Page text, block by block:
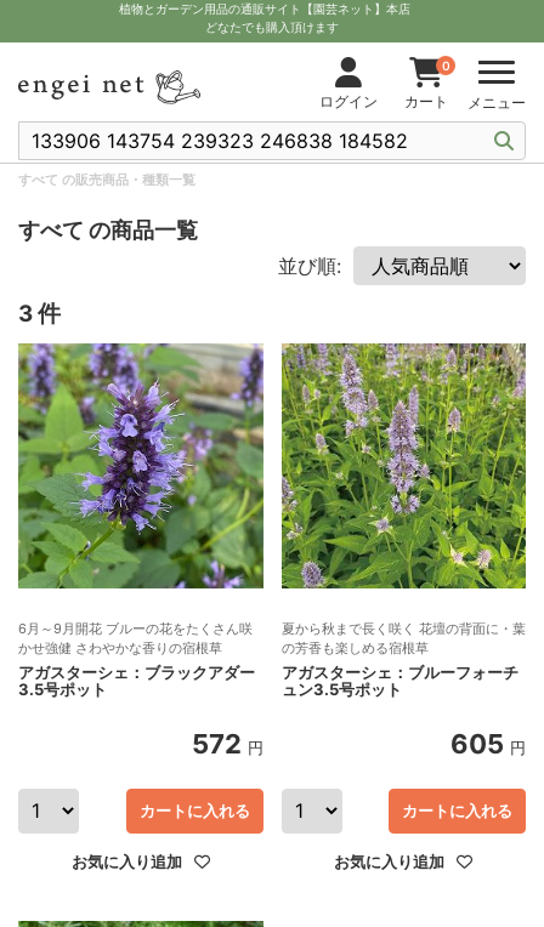
植物とガーデン用品の通販サイト【園芸ネット】本店
どなたでも購入頂けます
ログイン
0
カート メニュー
すべて の販売商品・種類一覧
すべて の商品一覧
並び順:
3 件
6月～9月開花 ブルーの花をたくさん咲
かせ強健 さわやかな香りの宿根草
アガスターシェ：ブラックアダー
3.5号ポット
572 円
カートに入れる
お気に入り追加
夏から秋まで長く咲く 花壇の背面に・葉
の芳香も楽しめる宿根草
アガスターシェ：ブルーフォーチ
ュン3.5号ポット
605 円
カートに入れる
お気に入り追加